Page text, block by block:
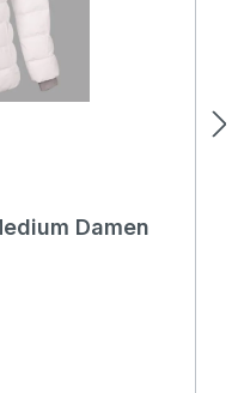
5 von 5 Sternen
Damen